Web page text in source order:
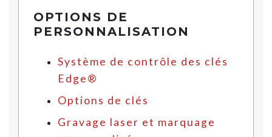
OPTIONS DE
PERSONNALISATION
Système de contrôle des clés
Edge®
Options de clés
Gravage laser et marquage